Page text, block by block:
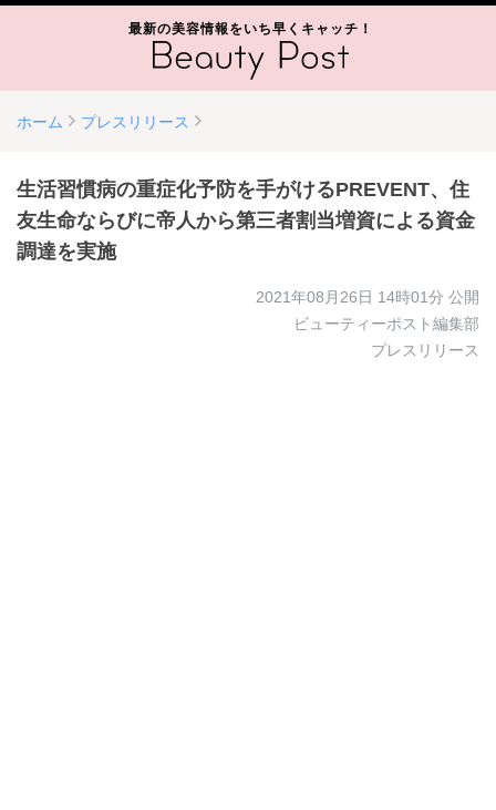
最新の美容情報をいち早くキャッチ！
ホーム プレスリリース
生活習慣病の重症化予防を手がけるPREVENT、住
友生命ならびに帝人から第三者割当増資による資金
調達を実施
2021年08月26日 14時01分 公開
ビューティーポスト編集部
プレスリリース